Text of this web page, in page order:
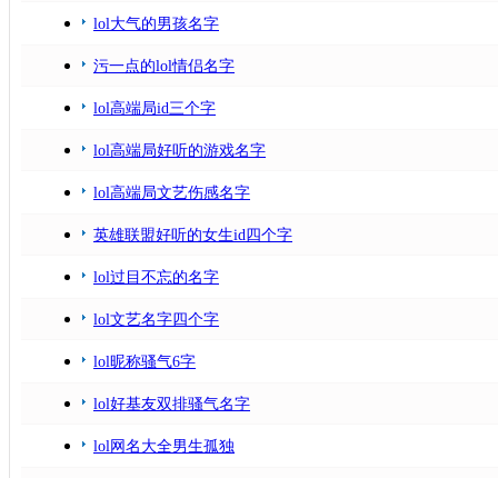
lol大气的男孩名字
污一点的lol情侣名字
lol高端局id三个字
lol高端局好听的游戏名字
lol高端局文艺伤感名字
英雄联盟好听的女生id四个字
lol过目不忘的名字
lol文艺名字四个字
lol昵称骚气6字
lol好基友双排骚气名字
lol网名大全男生孤独